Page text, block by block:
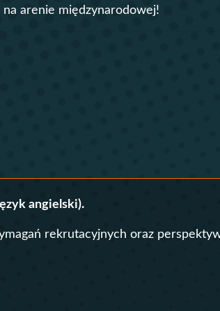
Nauczania Języka i Kultury Polskiej
Wychowania Fizycznego i Sportu
arenie międzynarodowej!
angielski).
rekrutacyjnych oraz